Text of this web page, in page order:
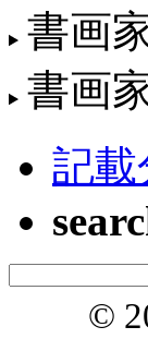
書画
書画
記載
©